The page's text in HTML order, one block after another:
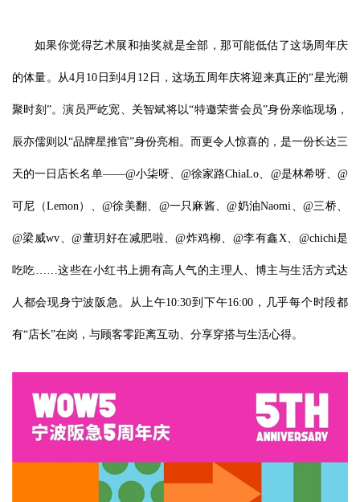
如果你觉得艺术展和抽奖就是全部，那可能低估了这场周年庆
的体量。从4月10日到4月12日，这场五周年庆将迎来真正的“星光潮
聚时刻”。演员严屹宽、关智斌将以“特邀荣誉会员”身份亲临现场，
辰亦儒则以“品牌星推官”身份亮相。而更令人惊喜的，是一份长达三
天的一日店长名单——@小柒呀、@徐家路ChiaLo、@是林希呀、@
可尼（Lemon）、@徐美翻、@一只麻酱、@奶油Naomi、@三桥、
@梁威wv、@董玥好在减肥啦、@炸鸡柳、@李有鑫X、@chichi是
吃吃……这些在小红书上拥有高人气的主理人、博主与生活方式达
人都会现身宁波阪急。从上午10:30到下午16:00，几乎每个时段都
有“店长”在岗，与顾客零距离互动、分享穿搭与生活心得。